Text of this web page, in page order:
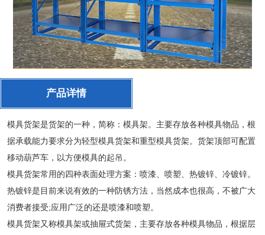
产品详情
模具货架是货架的一种，简称：模具架。主要存放各种模具物品，根
据承载能力要求分为轻型模具货架和重型模具货架。货架顶部可配置
移动葫芦车，以方便模具的起吊。
模具货架常用的四种表面处理方案：喷漆、喷塑、热镀锌、冷镀锌。
热镀锌是目前来说有效的一种防锈方法，当然成本也很高，不被广大
消费者接受;应用广泛的还是喷漆和喷塑。
模具货架又称模具架或抽屉式货架，主要存放各种模具物品，根据层